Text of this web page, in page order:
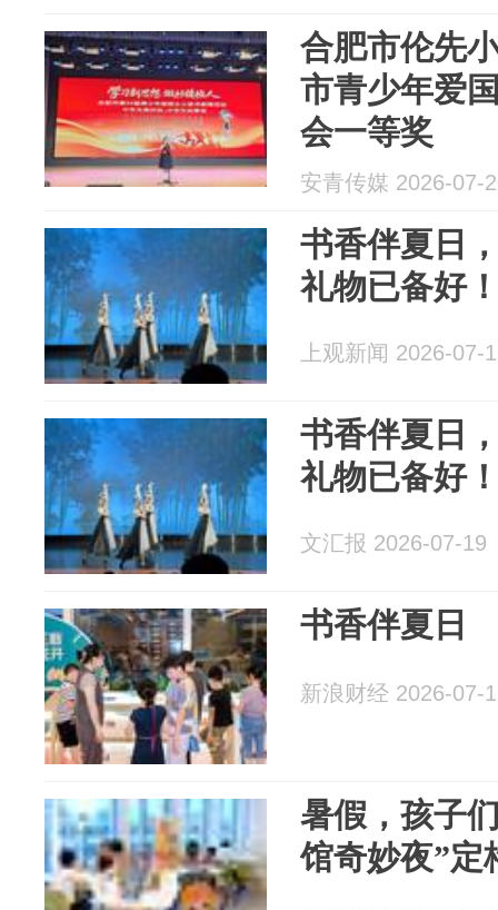
合肥市伦先
市青少年爱
会一等奖
安青传媒 2026-07-
书香伴夏日
礼物已备好
上观新闻 2026-07-
书香伴夏日
礼物已备好
文汇报 2026-07-19
书香伴夏日
新浪财经 2026-07-
暑假，孩子
馆奇妙夜”定